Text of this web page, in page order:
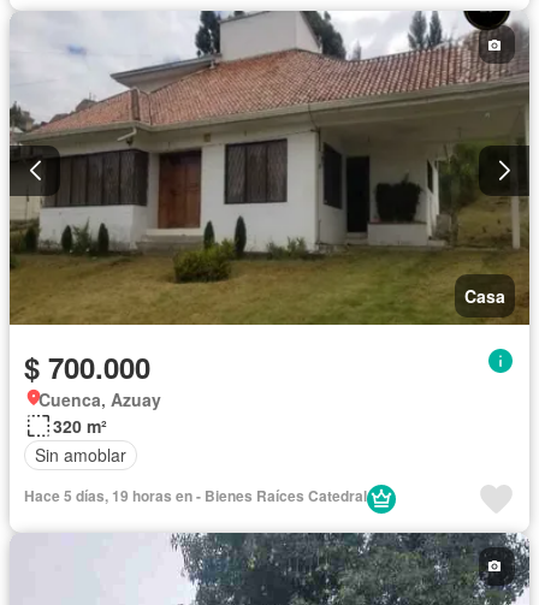
Casa
$ 700.000
Cuenca, Azuay
320 m²
Sin amoblar
Hace 5 días, 19 horas en - Bienes Raíces Catedral